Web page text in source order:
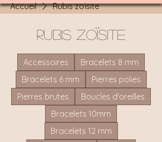
Accueil Rubis zoïsite
Rubis zoïsite
Accessoires
Bracelets 8 mm
Bracelets 6 mm
Pierres polies
Pierres brutes
Boucles d'oreilles
Bracelets 10mm
Bracelets 12 mm